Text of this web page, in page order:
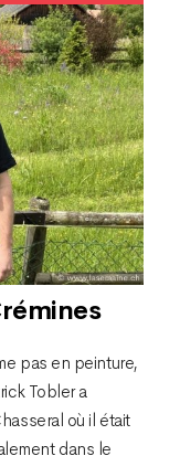
pas en peinture,
Tobler a
où il était
dans le